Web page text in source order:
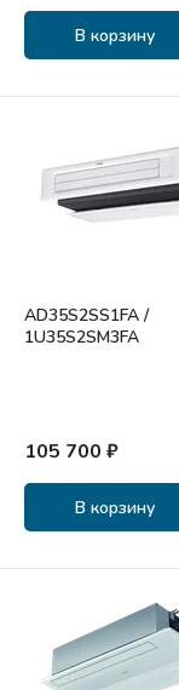
В корзину
AD35S2SS1FA /
1U35S2SM3FA
105 700 ₽
В корзину